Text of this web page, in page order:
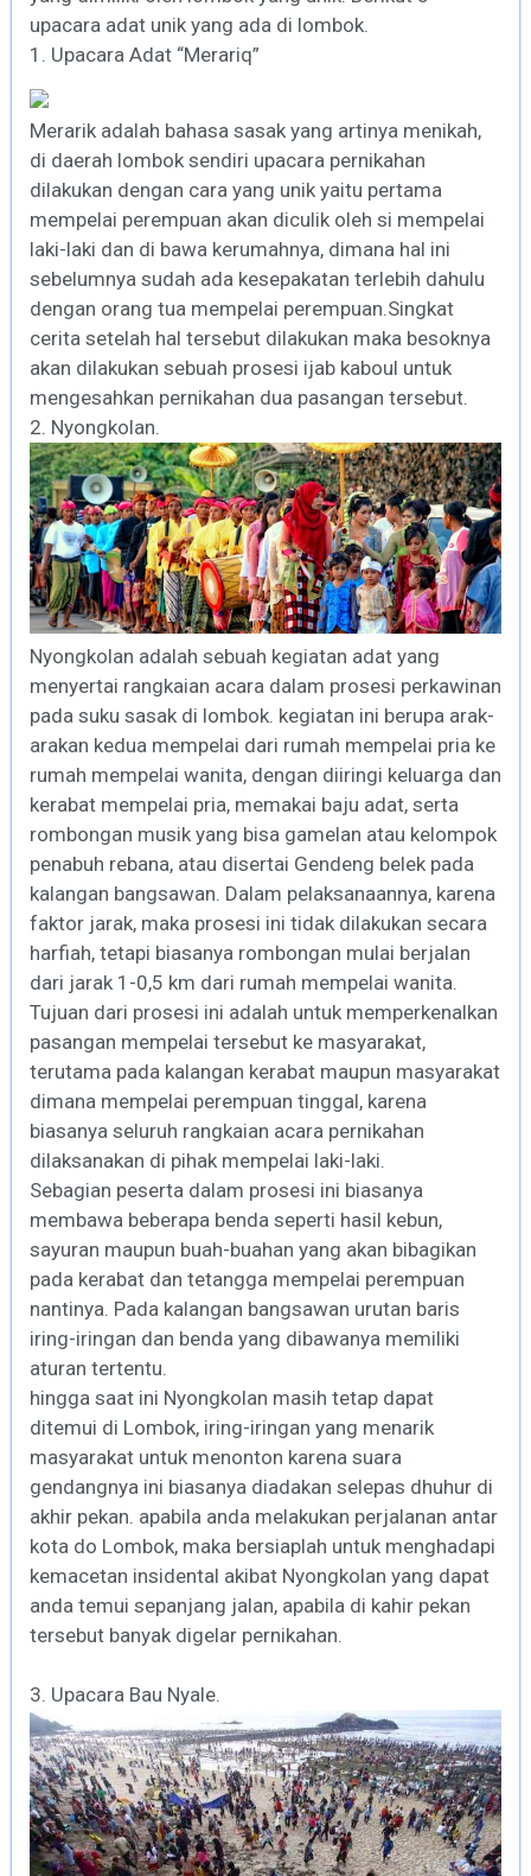
upacara adat unik yang ada di lombok.
1. Upacara Adat “Merariq”
Merarik adalah bahasa sasak yang artinya menikah,
di daerah lombok sendiri upacara pernikahan
dilakukan dengan cara yang unik yaitu pertama
mempelai perempuan akan diculik oleh si mempelai
laki-laki dan di bawa kerumahnya, dimana hal ini
sebelumnya sudah ada kesepakatan terlebih dahulu
dengan orang tua mempelai perempuan.Singkat
cerita setelah hal tersebut dilakukan maka besoknya
akan dilakukan sebuah prosesi ijab kaboul untuk
mengesahkan pernikahan dua pasangan tersebut.
2. Nyongkolan.
Nyongkolan adalah sebuah kegiatan adat yang
menyertai rangkaian acara dalam prosesi perkawinan
pada suku sasak di lombok. kegiatan ini berupa arak-
arakan kedua mempelai dari rumah mempelai pria ke
rumah mempelai wanita, dengan diiringi keluarga dan
kerabat mempelai pria, memakai baju adat, serta
rombongan musik yang bisa gamelan atau kelompok
penabuh rebana, atau disertai Gendeng belek pada
kalangan bangsawan. Dalam pelaksanaannya, karena
faktor jarak, maka prosesi ini tidak dilakukan secara
harfiah, tetapi biasanya rombongan mulai berjalan
dari jarak 1-0,5 km dari rumah mempelai wanita.
Tujuan dari prosesi ini adalah untuk memperkenalkan
pasangan mempelai tersebut ke masyarakat,
terutama pada kalangan kerabat maupun masyarakat
dimana mempelai perempuan tinggal, karena
biasanya seluruh rangkaian acara pernikahan
dilaksanakan di pihak mempelai laki-laki.
Sebagian peserta dalam prosesi ini biasanya
membawa beberapa benda seperti hasil kebun,
sayuran maupun buah-buahan yang akan bibagikan
pada kerabat dan tetangga mempelai perempuan
nantinya. Pada kalangan bangsawan urutan baris
iring-iringan dan benda yang dibawanya memiliki
aturan tertentu.
hingga saat ini Nyongkolan masih tetap dapat
ditemui di Lombok, iring-iringan yang menarik
masyarakat untuk menonton karena suara
gendangnya ini biasanya diadakan selepas dhuhur di
akhir pekan. apabila anda melakukan perjalanan antar
kota do Lombok, maka bersiaplah untuk menghadapi
kemacetan insidental akibat Nyongkolan yang dapat
anda temui sepanjang jalan, apabila di kahir pekan
tersebut banyak digelar pernikahan.
3. Upacara Bau Nyale.